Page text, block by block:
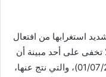
استغرابها من افتعال
تخفى على أحد مبينة أن
القرارات التي اتخذتها النقابة بتاريخ (01/07/2026)، والتي نتج عنها،